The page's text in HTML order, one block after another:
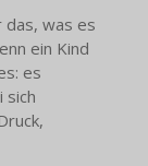
das, was es
ein Kind
es
sich